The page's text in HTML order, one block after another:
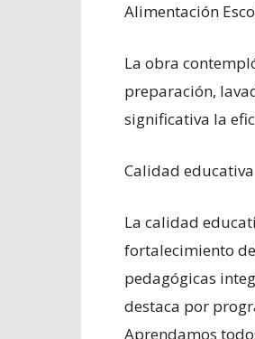
Alimentación
La obra
preparación,
significativa la
Calidad educativa
La calidad
fortalecimiento
pedagógicas
destaca por
Aprendamos